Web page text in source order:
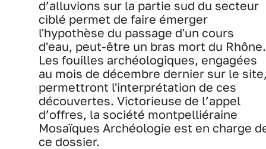
d’alluvions sur la partie sud du secteur
ciblé permet de faire émerger
l'hypothèse du passage d'un cours
d'eau, peut-être un bras mort du Rhône.
Les fouilles archéologiques, engagées
au mois de décembre dernier sur le
permettront l'interprétation de ces
découvertes. Victorieuse de l’appel
d’offres, la société montpelliéraine
Mosaïques Archéologie est en charge
ce dossier.